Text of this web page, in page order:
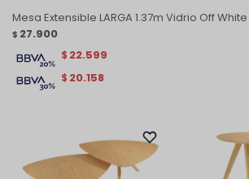
Mesa Extensible LARGA 1.37m Vidrio Off White
$ 27.900
$ 20.158
$ 22.599